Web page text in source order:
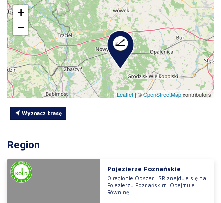
+
−
Leaflet | ©OpenStreetMapcontributors
Wyznacz trasę
Region
Pojezierze Poznańskie
O regionie Obszar LSR znajduje się na
Pojezierzu Poznańskim. Obejmuje
Równinę...